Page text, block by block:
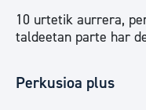
10 urtetik aurrera,
taldeetan parte har
Perkusioa plus